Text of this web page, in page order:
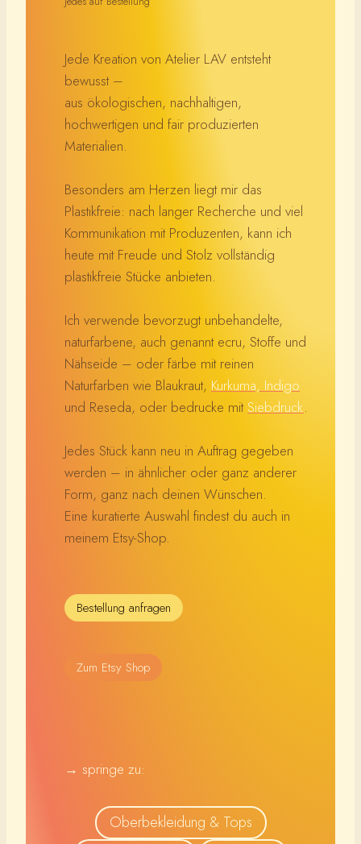
Jede Kreation von Atelier LAV entsteht
bewusst –
aus ökologischen, nachhaltigen,
hochwertigen und fair produzierten
Materialien.
Besonders am Herzen liegt mir das
Plastikfreie: nach langer Recherche und viel
Kommunikation mit Produzenten, kann ich
heute mit Freude und Stolz vollständig
plastikfreie Stücke anbieten.
Ich verwende bevorzugt unbehandelte,
naturfarbene, auch genannt ecru, Stoffe und
Nähseide – oder färbe mit reinen
Naturfarben wie Blaukraut, Kurkuma, Indigo
und Reseda, oder bedrucke mitSiebdruck.
Jedes Stück kann neu in Auftrag gegeben
werden – in ähnlicher oder ganz anderer
Form, ganz nach deinen Wünschen.
Eine kuratierte Auswahl findest du auch in
meinem Etsy-Shop.
Bestellung anfragen
Zum Etsy Shop
→ springe zu:
Oberbekleidung & Tops